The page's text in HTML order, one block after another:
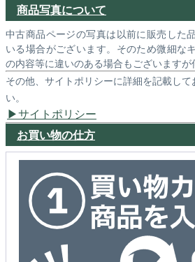
商品写真について
中古商品ページの写真は以前に販売した
いる場合がございます。そのため微細な
の内容等に違いのある場合もございますが
その他、サイトポリシーに詳細を記載し
い。
サイトポリシー
お買い物の仕方